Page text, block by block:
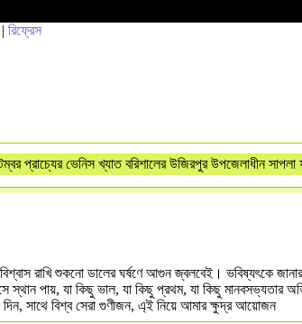
| রিফ্রেস
প্রাচ্যের ভেনিস খ্যাত বরিশালের উজিরপুর উপজেলাধীন সাপলা
বিশ্বাস রাখি শুকনো ডালের ঘর্ষণে আগুন জ্বলবেই। ভবিষ্যৎকে
স্থান পায়, যা কিছু ভাল, যা কিছু প্রথম, যা কিছু মানবসভ্যতার
সাথে বিশ্ব সেরা গুণীজন, এ্ই নিয়ে আমার ক্ষুদ্র আয়োজন